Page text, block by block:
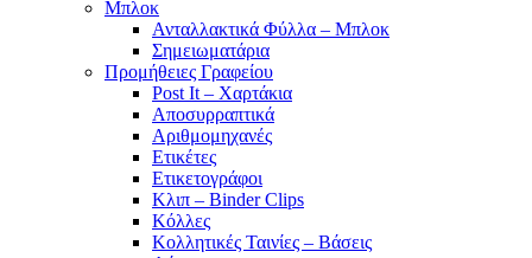
Μπλοκ
Ανταλλακτικά Φύλλα – Μπλοκ
Σημειωματάρια
Προμήθειες Γραφείου
Post It – Χαρτάκια
Αποσυρραπτικά
Αριθμομηχανές
Ετικέτες
Ετικετογράφοι
Κλιπ – Binder Clips
Κόλλες
Κολλητικές Ταινίες – Βάσεις